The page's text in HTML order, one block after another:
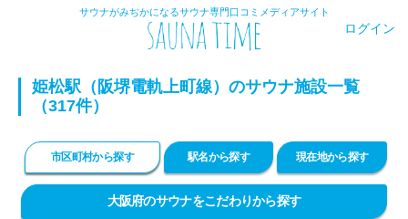
サウナがみぢかになるサウナ専門口コミメディアサイト
ログイン
姫松駅（阪堺電軌上町線）のサウナ施設一覧
（317件）
市区町村から探す 駅名から探す 現在地から探す
大阪府のサウナをこだわりから探す